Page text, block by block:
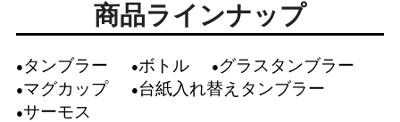
商品ラインナップ
タンブラー ボトル
グラスタンブラー
マグカップ
台紙入れ替えタンブラー
サーモス